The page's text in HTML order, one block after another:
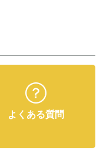
よくある質問